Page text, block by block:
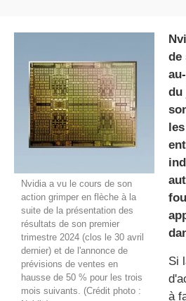
Nvidia a vu le cours de son
action grimper en flèche à la
suite de la présentation des
résultats de son premier
trimestre 2024 (clos le 30 avril
dernier) et de l'annonce de
prévisions de ventes en
hausse de 50 % pour les trois
mois suivants. (Crédit photo :
de
du
Si
à